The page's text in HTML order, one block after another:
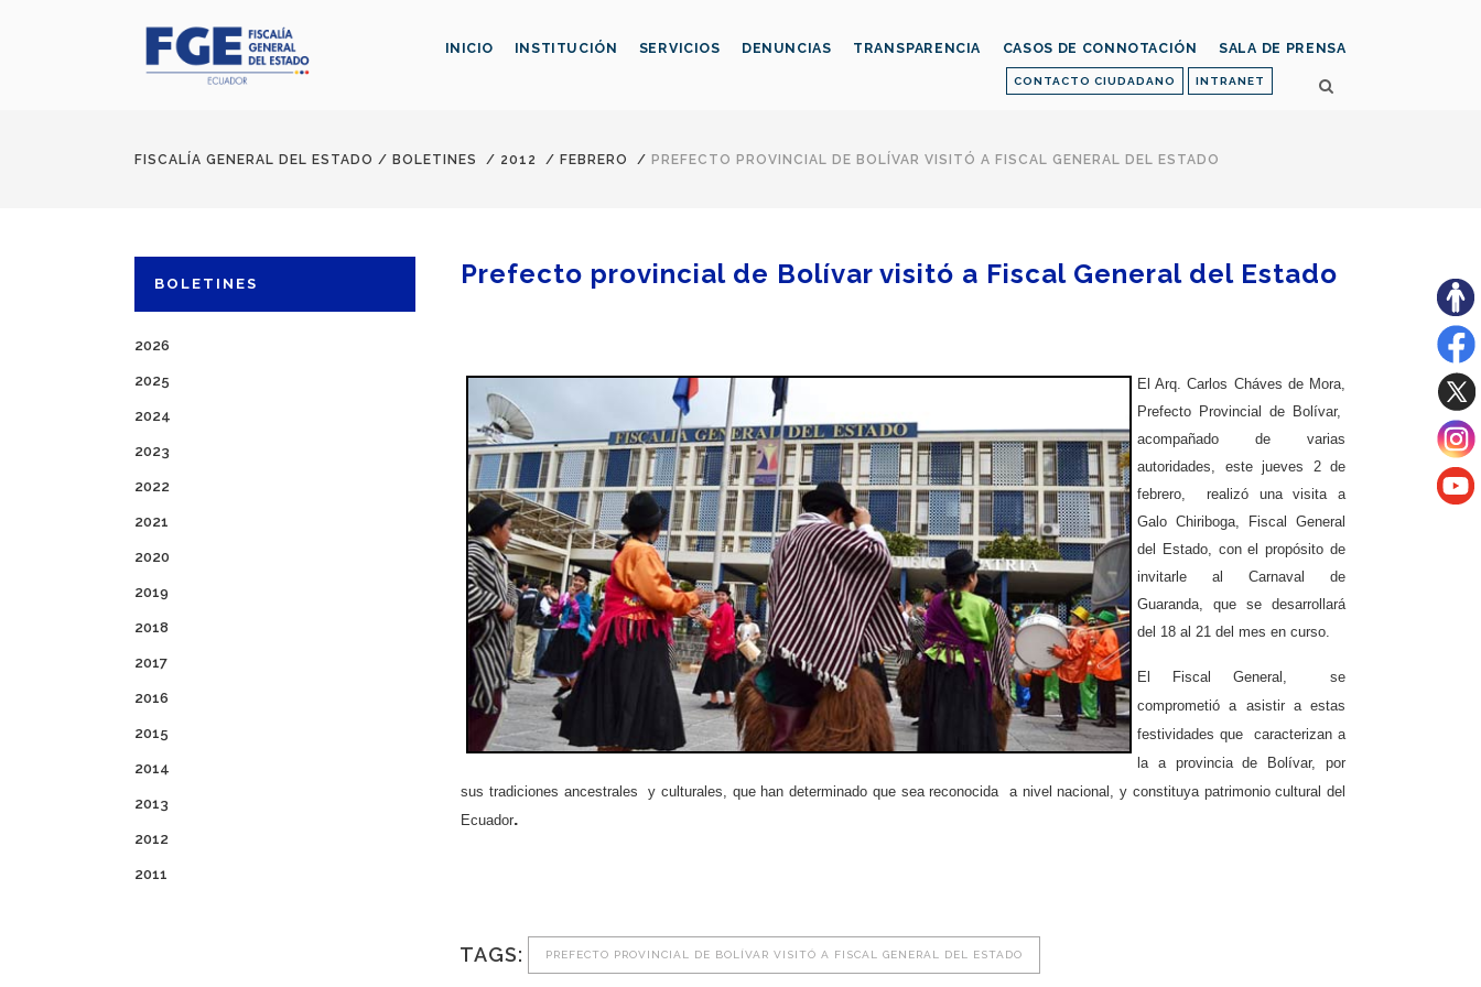
CONTACTO CIUDADANO INTRANET
INICIO INSTITUCIÓN SERVICIOS DENUNCIAS TRANSPARENCIA CASOS DE CONNOTACIÓN SALA DE PRENSA
FISCALÍA GENERAL DEL ESTADO / BOLETINES / 2012 / FEBRERO / PREFECTO PROVINCIAL DE BOLÍVAR VISITÓ A FISCAL GENERAL DEL ESTADO
BOLETINES
2026
2025
2024
2023
2022
2021
2020
2019
2018
2017
2016
2015
2014
2013
2012
2011
Prefecto provincial de Bolívar visitó a Fiscal General del Estado
El Arq. Carlos Cháves de Mora,
Prefecto Provincial de Bolívar,
acompañado de varias
autoridades, este jueves 2 de
febrero, realizó una visita a
Galo Chiriboga, Fiscal General
del Estado, con el propósito de
invitarle al Carnaval de
Guaranda, que se desarrollará
del 18 al 21 del mes en curso.
El Fiscal General, se
comprometió a asistir a estas
festividades que caracterizan a
la a provincia de Bolívar, por
sus tradiciones ancestrales y culturales, que han determinado que sea reconocida a nivel nacional, y constituya patrimonio cultural del
Ecuador.
TAGS: PREFECTO PROVINCIAL DE BOLÍVAR VISITÓ A FISCAL GENERAL DEL ESTADO